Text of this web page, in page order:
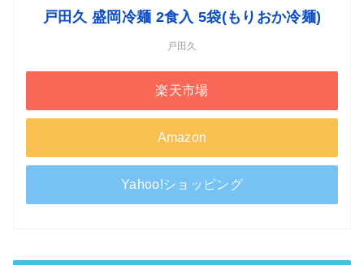
戸田久 盛岡冷麺 2食入 5袋(もりおか冷麺)
戸田久
楽天市場
Amazon
Yahoo!ショッピング